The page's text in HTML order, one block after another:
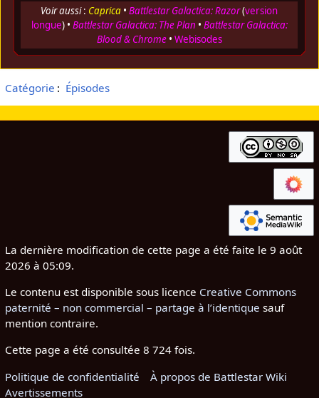
Voir aussi: Caprica •Battlestar Galactica: Razor(version
longue) • Battlestar Galactica: The Plan • Battlestar Galactica:
Blood & Chrome• Webisodes
Catégorie : Épisodes
La dernière modification de cette page a été faite le 9 août
2026 à 05:09.
Le contenu est disponible sous licence Creative Commons
paternité – non commercial – partage à l’identique sauf
mention contraire.
Cette page a été consultée 8 724 fois.
Politique de confidentialité
À propos de Battlestar Wiki
Avertissements